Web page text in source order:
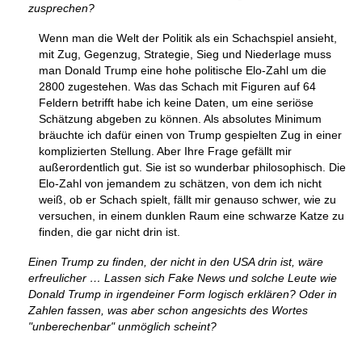
zusprechen?
Wenn man die Welt der Politik als ein Schachspiel ansieht,
mit Zug, Gegenzug, Strategie, Sieg und Niederlage muss
man Donald Trump eine hohe politische Elo-Zahl um die
2800 zugestehen. Was das Schach mit Figuren auf 64
Feldern betrifft habe ich keine Daten, um eine seriöse
Schätzung abgeben zu können. Als absolutes Minimum
bräuchte ich dafür einen von Trump gespielten Zug in einer
komplizierten Stellung. Aber Ihre Frage gefällt mir
außerordentlich gut. Sie ist so wunderbar philosophisch. Die
Elo-Zahl von jemandem zu schätzen, von dem ich nicht
weiß, ob er Schach spielt, fällt mir genauso schwer, wie zu
versuchen, in einem dunklen Raum eine schwarze Katze zu
finden, die gar nicht drin ist.
Einen Trump zu finden, der nicht in den USA drin ist, wäre
erfreulicher … Lassen sich Fake News und solche Leute wie
Donald Trump in irgendeiner Form logisch erklären? Oder in
Zahlen fassen, was aber schon angesichts des Wortes
"unberechenbar" unmöglich scheint?